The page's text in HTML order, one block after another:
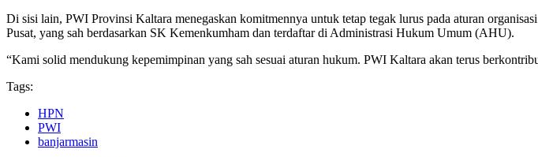
Di sisi lain, PWI Provinsi Kaltara menegaskan komitmennya untuk tetap tegak lurus pada aturan
Pusat, yang sah berdasarkan SK Kemenkumham dan terdaftar di Administrasi Hukum Umum (AHU).
“Kami solid mendukung kepemimpinan yang sah sesuai aturan hukum. PWI Kaltara akan terus
Tags:
HPN
PWI
banjarmasin